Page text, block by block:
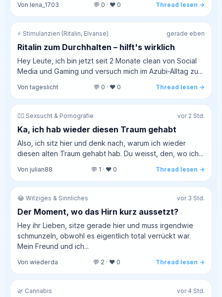
Von lena_1703 💬 0 · ❤️ 0 Thread lesen →
⚡ Stimulanzien (Ritalin, Elvanse) gerade eben
Ritalin zum Durchhalten – hilft's wirklich
Hey Leute, ich bin jetzt seit 2 Monate clean von Social
Media und Gaming und versuch mich im Azubi‑Alltag zu...
Von tageslicht 💬 0 · ❤️ 0 Thread lesen →
❤️‍🔥 Sexsucht & Pornografie vor 2 Std.
Ka, ich hab wieder diesen Traum gehabt
Also, ich sitz hier und denk nach, warum ich wieder
diesen alten Traum gehabt hab. Du weisst, den, wo ich...
Von julian88 💬 1 · ❤️ 0 Thread lesen →
😂 Witziges & Sinnliches vor 3 Std.
Der Moment, wo das Hirn kurz aussetzt?
Hey ihr Lieben, sitze gerade hier und muss irgendwie
schmunzeln, obwohl es eigentlich total verrückt war.
Mein Freund und ich...
Von wiederda 💬 2 · ❤️ 0 Thread lesen →
🌿 Cannabis vor 4 Std.